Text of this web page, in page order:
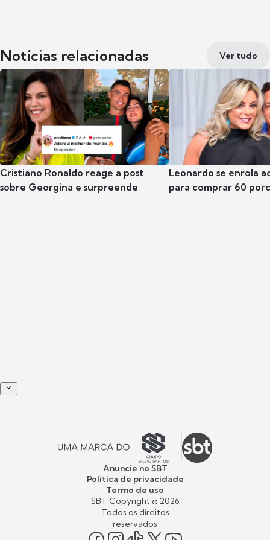
Notícias relacionadas Ver tudo
Cristiano Ronaldo reage a post
sobre Georgina e surpreende
Leonardo se enrola
para comprar 60
Anuncie no SBT
Política de privacidade
Termo de uso
SBT Copyright © 2026
Todos os direitos
reservados